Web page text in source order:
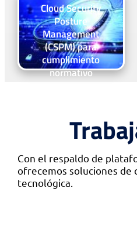
Cloud Security
Posture
Management
(CSPM) para
cumplimiento
normativo
Con el respaldo de
ofrecemos soluciones de
tecnológica.